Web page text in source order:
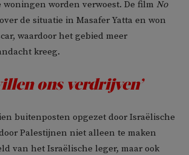
worden verwoest. De film No
de situatie in Masafer Yatta en won
waardoor het gebied meer
kreeg.
ons verdrijven’
buitenposten opgezet door Israëlische
Palestijnen niet alleen te maken
van het Israëlische leger, maar ook